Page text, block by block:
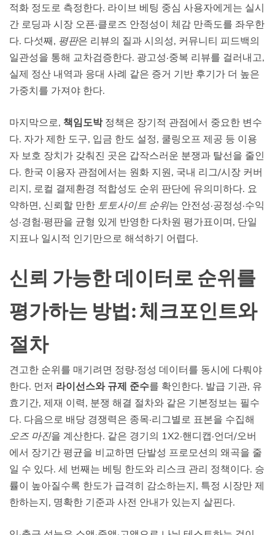
적화 정도로 측정한다. 라이브 베팅 중심 사용자에게는 실시
간 로딩과 시장 오픈·클로즈 안정성이 체감 만족도를 좌우한
다. 다섯째, 평판은 리뷰의 질과 시의성, 커뮤니티 피드백의
일관성을 통해 교차검증한다. 광고성·중복 리뷰를 걸러내고,
실제 정산 내역과 응대 사례 같은 증거 기반 후기가 더 높은
가중치를 가져야 한다.
마지막으로, 책임도박정책은 장기적 관점에서 중요한 변수
다. 자가 제한 도구, 입금 한도 설정, 쿨링오프 제공 등 이용
자 보호 장치가 갖춰진 곳은 갑작스러운 분쟁과 탈선을 줄인
다. 한국 이용자 관점에서는 원화 지원, 국내 리그/시장 커버
리지, 로컬 결제환경 적합성도 순위 판단에 유의미하다. 요
약하면, 신뢰할 만한 토토사이트 순위는 안전성·공정성·수익
성·경험·평판을 균형 있게 반영한 다차원 평가표이며, 단일
지표나 일시적 인기만으로 해석하기 어렵다.
신뢰 가능한 데이터로 순위를
평가하는 방법: 체크포인트와
절차
견고한 순위를 매기려면 정량·정성 데이터를 동시에 다뤄야
한다. 먼저 라이선스와 규제 준수를 확인한다. 발급 기관, 유
효기간, 제재 이력, 분쟁 해결 절차와 같은 기본정보는 필수
다. 다음으로 배당 경쟁력은 종목·리그별로 표본을 수집해
오즈 마진을 계산한다. 같은 경기의 1X2·핸디캡·언더/오버
에서 장기간 평균을 비교하면 단발성 프로모션의 왜곡을 줄
일 수 있다. 세 번째는 베팅 한도와 리스크 관리 정책이다. 승
률이 높아질수록 한도가 급격히 감소하는지, 특정 시장만 제
한하는지, 명확한 기준과 사전 안내가 있는지 살핀다.